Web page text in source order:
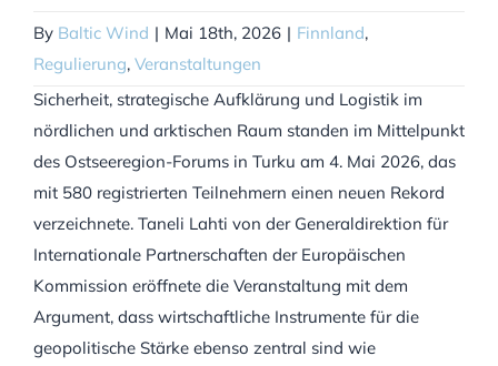
By Baltic Wind | Mai 18th, 2026 | Finnland,
Regulierung, Veranstaltungen
Sicherheit, strategische Aufklärung und Logistik im
nördlichen und arktischen Raum standen im Mittelpunkt
des Ostseeregion-Forums in Turku am 4. Mai 2026, das
mit 580 registrierten Teilnehmern einen neuen Rekord
verzeichnete. Taneli Lahti von der Generaldirektion für
Internationale Partnerschaften der Europäischen
Kommission eröffnete die Veranstaltung mit dem
Argument, dass wirtschaftliche Instrumente für die
geopolitische Stärke ebenso zentral sind wie